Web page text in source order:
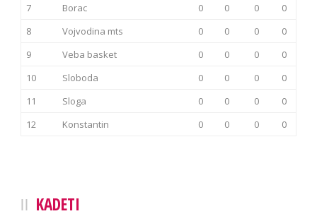
7
Borac 0 0 0
0
8
Vojvodina mts 0 0 0
0
9
Veba basket 0 0 0
0
10
Sloboda 0 0 0
0
11
Sloga 0 0 0
0
12
Konstantin 0 0 0 0
KADETI